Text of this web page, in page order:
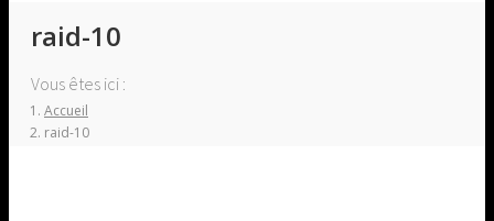
raid-10
Vous êtes ici :
Accueil
raid-10